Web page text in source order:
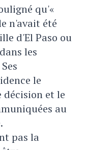
qu'«
n'avait été
d'El Paso ou
les
le
et le
au
pas la